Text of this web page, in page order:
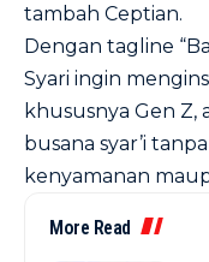
tambah Ceptian.
Dengan tagline
Syari ingin
khususnya Gen Z,
busana syar’i
kenyamanan
More Read